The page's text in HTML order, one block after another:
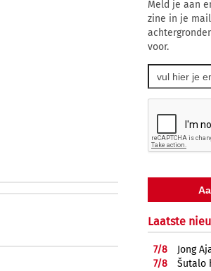
Meld je aan
zine in je
voor.
Laatste
7/8
Jong
7/8
Šutalo